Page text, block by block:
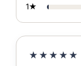
1★
★★★★★